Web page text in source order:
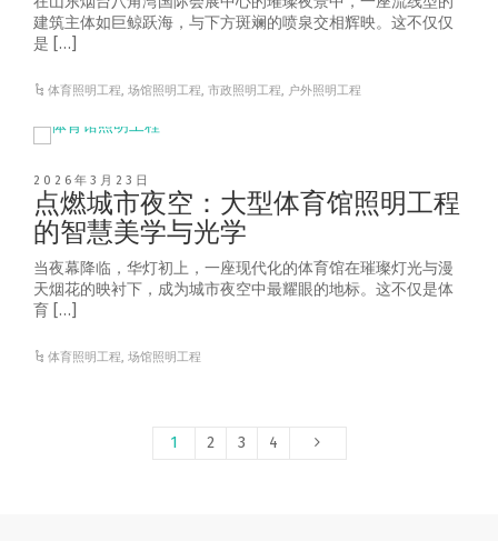
建筑主体如巨鲸跃海，与下方斑斓的喷泉交相辉映。这不仅仅
是 […]
体育照明工程,场馆照明工程,市政照明工程, 户外照明工程
2026年3月23日
点燃城市夜空：大型体育馆照明工程
的智慧美学与光学
当夜幕降临，华灯初上，一座现代化的体育馆在璀璨灯光与漫
天烟花的映衬下，成为城市夜空中最耀眼的地标。这不仅是体
育 […]
体育照明工程,场馆照明工程
1 2 3 4